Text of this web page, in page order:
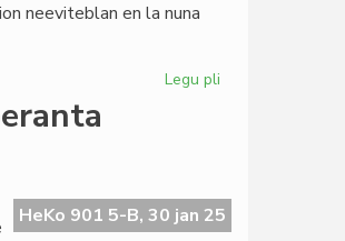
neeviteblan en la nuna
Legu pli
pli
konflikta
HeKo 901 5-B, 30 jan 25